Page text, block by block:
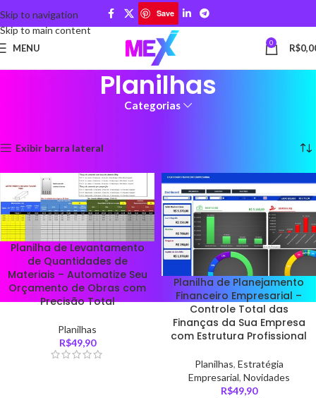
Skip to navigation
Skip to main content
Save
MENU 0 R$
Planilhas
Categorias
Exibir barra lateral
Planilha de Levantamento
de Quantidades de
Materiais – Automatize Seu
Orçamento de Obras com
Precisão Total
Planilhas
R$49,90
Planilha de Planejamento
Financeiro Empresarial –
Controle Total das
Finanças da Sua Empresa
com Estrutura Profissional
Planilhas, Estratégia
Empresarial, Novidades
R$49,90